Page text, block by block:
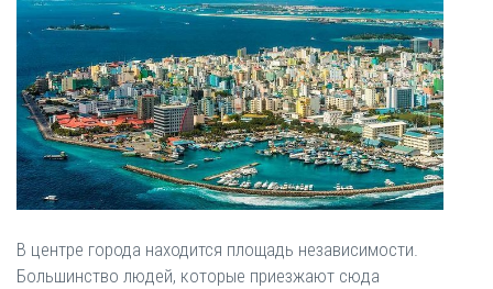
В центре города находится площадь независимости.
Большинство людей, которые приезжают сюда